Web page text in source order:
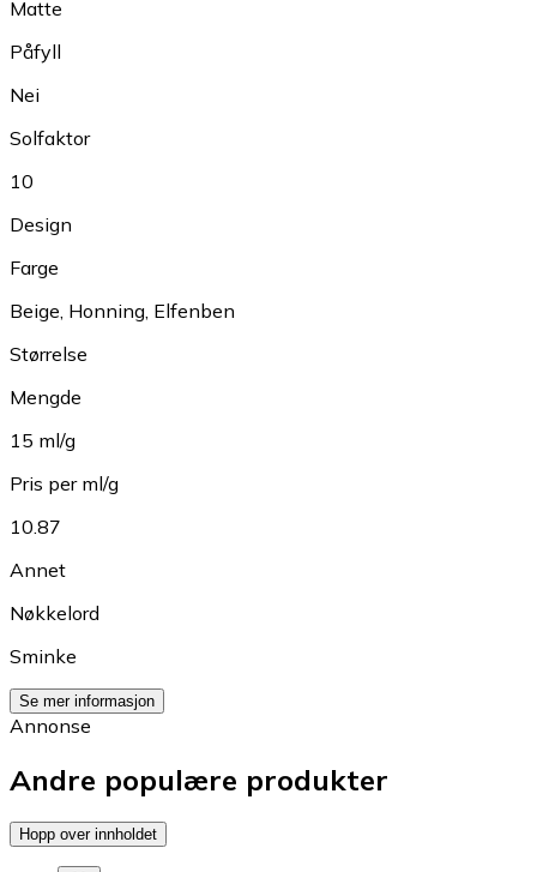
Matte
Påfyll
Nei
Solfaktor
10
Design
Farge
Beige Honning Elfenben
Størrelse
Mengde
15 ml/g
Pris per ml/g
10.87
Annet
Nøkkelord
Sminke
Se mer informasjon
Annonse
Andre populære produkter
Hopp over innholdet